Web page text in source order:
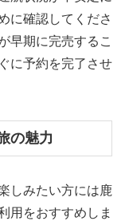
に確認してくださ
早期に完売するこ
に予約を完了させ
の魅力
しみたい方には鹿
用をおすすめしま